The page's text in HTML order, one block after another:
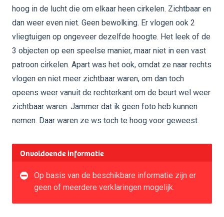
hoog in de lucht die om elkaar heen cirkelen. Zichtbaar en
dan weer even niet. Geen bewolking. Er vlogen ook 2
vliegtuigen op ongeveer dezelfde hoogte. Het leek of de
3 objecten op een speelse manier, maar niet in een vast
patroon cirkelen. Apart was het ook, omdat ze naar rechts
vlogen en niet meer zichtbaar waren, om dan toch
opeens weer vanuit de rechterkant om de beurt wel weer
zichtbaar waren. Jammer dat ik geen foto heb kunnen
nemen. Daar waren ze ws toch te hoog voor geweest.
Onvoldoende informatie
Op basis van de beschikbare informatie zijn er
geen of meerdere verklaringen mogelijk.